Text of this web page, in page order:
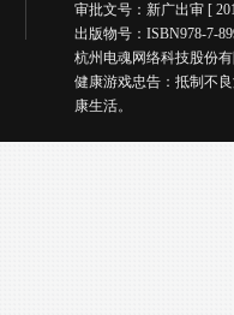
审批文号：新广出审 [
出版物号：ISBN978-7-
杭州电魂网络科技股份有
健康游戏忠告：抵制不
康生活。